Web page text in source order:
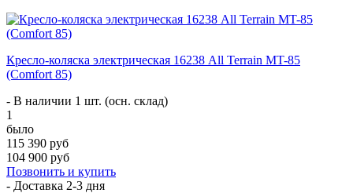
Кресло-коляска электрическая 16238 All Terrain MT-85
(Comfort 85)
- В наличии 1 шт. (осн. склад)
1
было
115 390 руб
104 900 руб
Позвонить и купить
- Доставка 2-3 дня